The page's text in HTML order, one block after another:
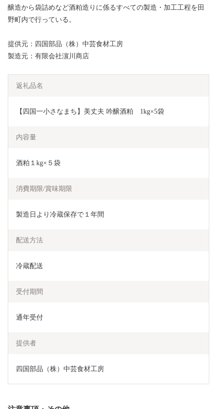
醸造から袋詰めなど酒粕造りに係るすべての製造・加工工程を田
野町内で行っている。
提供元：四国部品（株）中芸食材工房
製造元：有限会社濵川商店
返礼品名
【四国一小さなまち】美丈夫 吟醸酒粕　1kg×5袋
内容量
酒粕１kg×５袋
消費期限/賞味期限
製造日より冷蔵保存で１年間
配送方法
冷蔵配送
受付期間
通年受付
提供者
四国部品（株）中芸食材工房